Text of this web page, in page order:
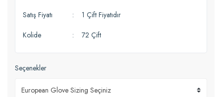
Satış Fiyatı 1 Çift Fiyatıdır
Kolide 72 Çift
Seçenekler